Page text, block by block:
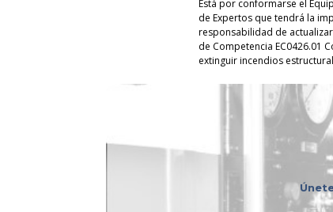
Está por conformarse el
de Expertos que tendrá la
responsabilidad de
de Competencia EC0426.01
extinguir incendios